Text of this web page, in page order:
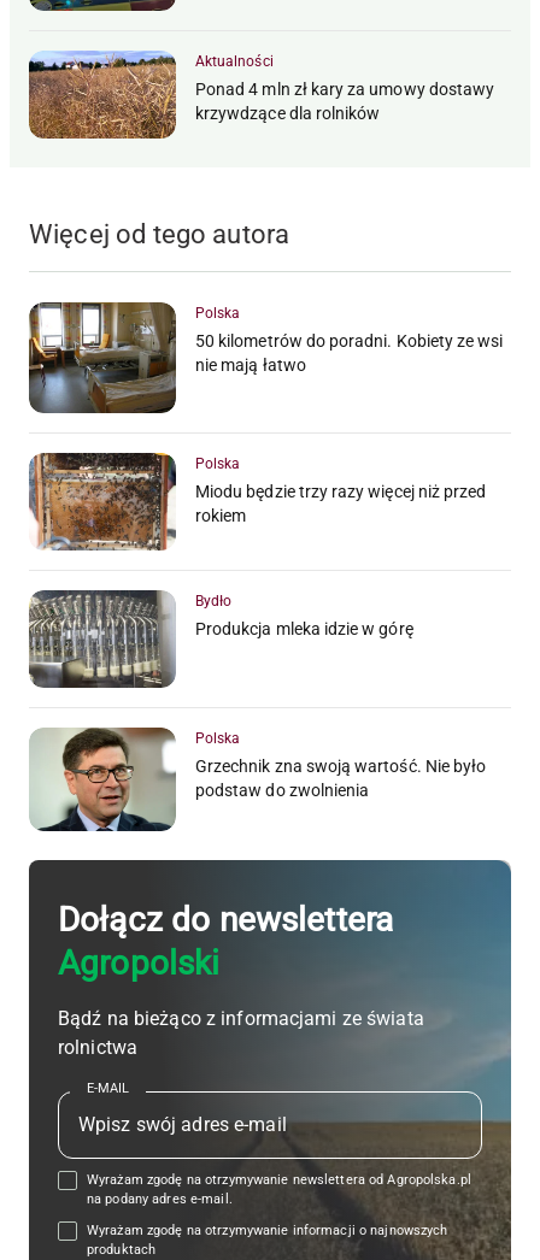
Aktualności
Ponad 4 mln zł kary za umowy dostawy
krzywdzące dla rolników
Więcej od tego autora
Polska
50 kilometrów do poradni. Kobiety ze wsi
nie mają łatwo
Polska
Miodu będzie trzy razy więcej niż przed
rokiem
Bydło
Produkcja mleka idzie w górę
Polska
Grzechnik zna swoją wartość. Nie było
podstaw do zwolnienia
Dołącz do newslettera
Agropolski
Bądź na bieżąco z informacjami ze świata
rolnictwa
E-MAIL
Wyrażam zgodę na otrzymywanie newslettera od Agropolska.pl
na podany adres e-mail.
Wyrażam zgodę na otrzymywanie informacji o najnowszych
produktach